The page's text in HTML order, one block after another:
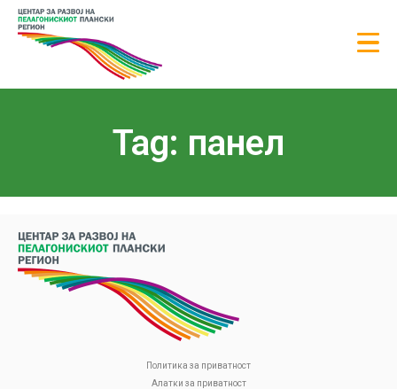
Tag: панел
Политика за приватност
Алатки за приватност